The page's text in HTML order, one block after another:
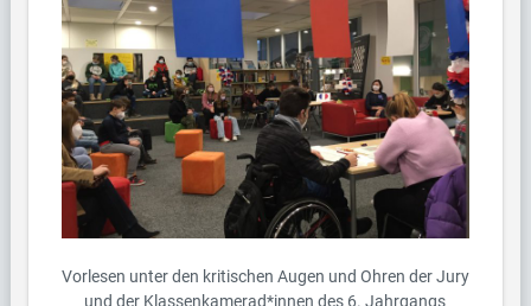
Vorlesen unter den kritischen Augen und Ohren der Jury
und der Klassenkamerad*innen des 6. Jahrgangs